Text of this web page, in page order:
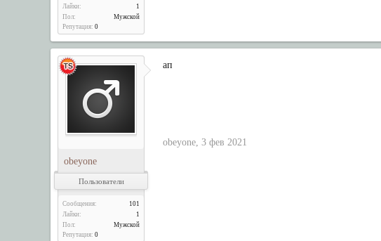
Лайки:
1
Пол:
Мужской
Репутация: 0
obeyone
Пользователи
Сообщения:
101
Лайки:
1
Пол:
Мужской
Репутация: 0
ап
obeyone, 3 фев 2021